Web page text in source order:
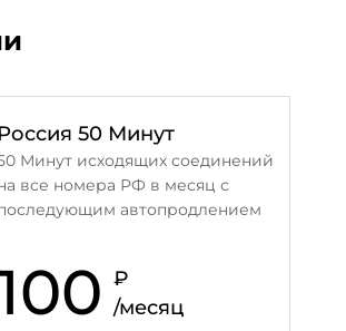
Россия 50 Минут
Минут исходящих соединений
все номера РФ в месяц с
автопродлением
₽
/месяц